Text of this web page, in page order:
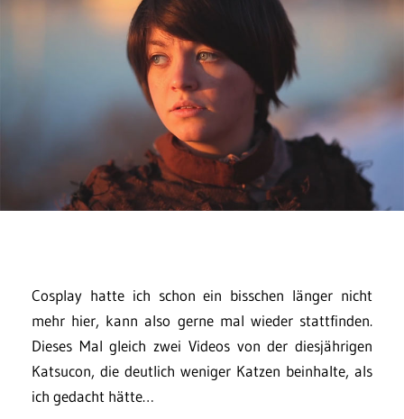
Cosplay hatte ich schon ein bisschen länger nicht
mehr hier, kann also gerne mal wieder stattfinden.
Dieses Mal gleich zwei Videos von der diesjährigen
Katsucon, die deutlich weniger Katzen beinhalte, als
ich gedacht hätte…